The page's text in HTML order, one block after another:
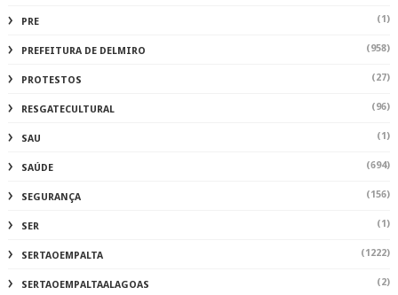
PRE (1)
PREFEITURA DE DELMIRO (958)
PROTESTOS (27)
RESGATECULTURAL (96)
SAU (1)
SAÚDE (694)
SEGURANÇA (156)
SER (1)
SERTAOEMPALTA (1222)
SERTAOEMPALTAALAGOAS (2)